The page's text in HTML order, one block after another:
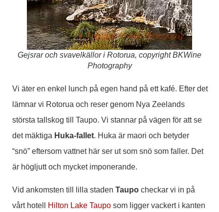
Gejsrar och svavelkällor i Rotorua, copyright BKWine
Photography
Vi äter en enkel lunch på egen hand på ett kafé. Efter det
lämnar vi Rotorua och reser genom Nya Zeelands
största tallskog till Taupo. Vi stannar på vägen för att se
det mäktiga Huka-fallet. Huka är maori och betyder
“snö” eftersom vattnet här ser ut som snö som faller. Det
är högljutt och mycket imponerande.
Vid ankomsten till lilla staden Taupo checkar vi in på
vårt hotell
Hilton Lake Taupo som ligger vackert i kanten